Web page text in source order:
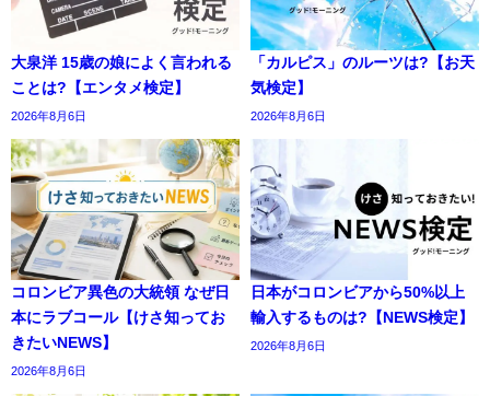
大泉洋 15歳の娘によく言われる
ことは?【エンタメ検定】
2026年8月6日
「カルピス」のルーツは?【お天
気検定】
2026年8月6日
コロンビア異色の大統領 なぜ日
本にラブコール【けさ知ってお
きたいNEWS】
2026年8月6日
日本がコロンビアから50%以上
輸入するものは?【NEWS検定】
2026年8月6日